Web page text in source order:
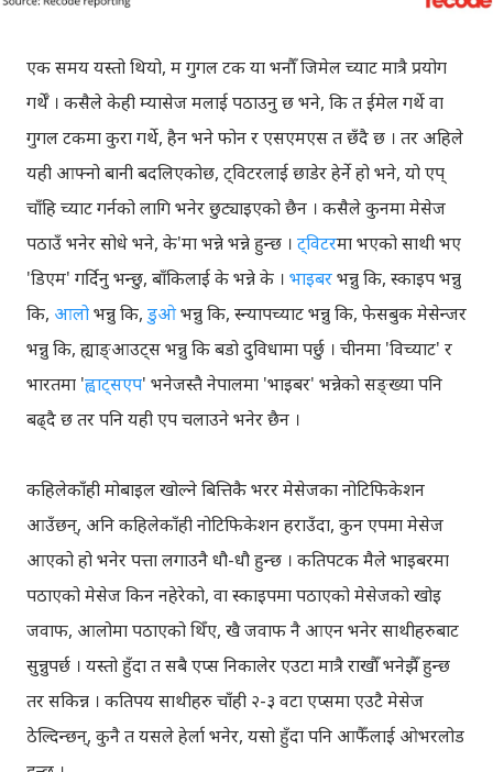
एक समय यस्तो थियो, म गुगल टक या भनौँ जिमेल च्याट मात्रै प्रयोग
गर्थेँ । कसैले केही म्यासेज मलाई पठाउनु छ भने, कि त ईमेल गर्थे वा
गुगल टकमा कुरा गर्थे, हैन भने फोन र एसएमएस त छँदै छ । तर अहिले
यही आफ्नो बानी बदलिएकोछ, ट्विटरलाई छाडेर हेर्ने हो भने, यो एप्
चाँहि च्याट गर्नको लागि भनेर छुट्याइएको छैन । कसैले कुनमा मेसेज
पठाउँ भनेर सोधे भने, के'मा भन्ने भन्ने हुन्छ । ट्विटरमा भएको साथी भए
'डिएम' गर्दिनु भन्छु, बाँकिलाई के भन्ने के । भाइबरभन्नु कि, स्काइप भन्नु
कि, आलोभन्नु कि, डुओभन्नु कि, स्न्यापच्याट भन्नु कि, फेसबुक मेसेन्जर
भन्नु कि, ह्याङ्आउट्स भन्नु कि बडो दुविधामा पर्छु । चीनमा 'विच्याट' र
भारतमा 'ह्वाट्सएप' भनेजस्तै नेपालमा 'भाइबर' भन्नेको सङ्ख्या पनि
बढ्दै छ तर पनि यही एप चलाउने भनेर छैन ।
कहिलेकाँही मोबाइल खोल्ने बित्तिकै भरर मेसेजका नोटिफिकेशन
आउँछन्, अनि कहिलेकाँही नोटिफिकेशन हराउँदा, कुन एपमा मेसेज
आएको हो भनेर पत्ता लगाउनै धौ-धौ हुन्छ । कतिपटक मैले भाइबरमा
पठाएको मेसेज किन नहेरेको, वा स्काइपमा पठाएको मेसेजको खोइ
जवाफ, आलोमा पठाएको थिँए, खै जवाफ नै आएन भनेर साथीहरुबाट
सुन्नुपर्छ । यस्तो हुँदा त सबै एप्स निकालेर एउटा मात्रै राखौँ भनेझैँ हुन्छ
तर सकिन्न । कतिपय साथीहरु चाँही २-३ वटा एप्समा एउटै मेसेज
ठेल्दिन्छन्, कुनै त यसले हेर्ला भनेर, यसो हुँदा पनि आफैँलाई ओभरलोड